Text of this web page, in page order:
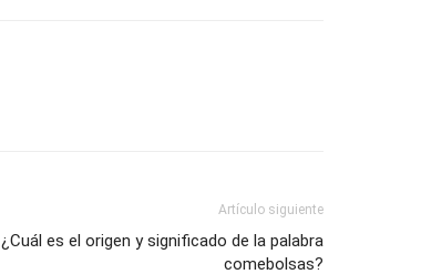
Artículo siguiente
¿Cuál es el origen y significado de la palabra
comebolsas?